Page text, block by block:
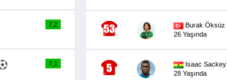
7,2
7,1
Burak Öksüz
26 Yaşında
Isaac Sackey
28 Yaşında